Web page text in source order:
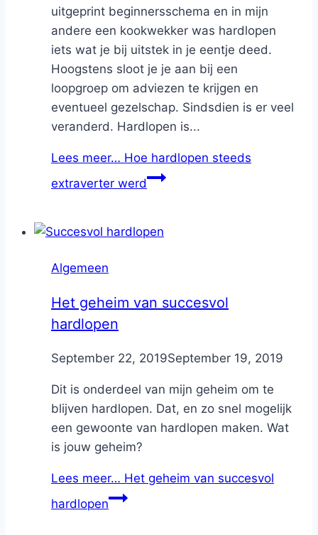
uitgeprint beginnersschema en in mijn
andere een kookwekker was hardlopen
iets wat je bij uitstek in je eentje deed.
Hoogstens sloot je je aan bij een
loopgroep om adviezen te krijgen en
eventueel gezelschap. Sindsdien is er veel
veranderd. Hardlopen is...
Lees meer… Hoe hardlopen steeds
extraverter werd
Algemeen
Het geheim van succesvol
hardlopen
ByNicole
September 22, 2019September 19, 2019
Dit is onderdeel van mijn geheim om te
blijven hardlopen. Dat, en zo snel mogelijk
een gewoonte van hardlopen maken. Wat
is jouw geheim?
Lees meer… Het geheim van succesvol
hardlopen